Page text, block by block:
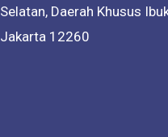
Selatan, Daerah Khusus
Jakarta 12260